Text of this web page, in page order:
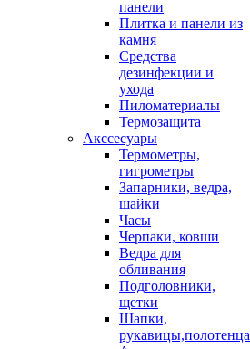
панели
Плитка и панели из
камня
Средства
дезинфекции и
ухода
Пиломатериалы
Термозащита
Аксcесуары
Термометры,
гигрометры
Запарники, ведра,
шайки
Часы
Черпаки, ковши
Ведра для
обливания
Подголовники,
щетки
Шапки,
рукавицы,полотенца